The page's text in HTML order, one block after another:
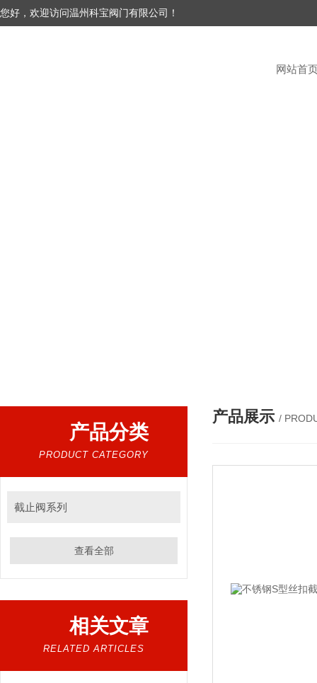
您好，欢迎访问温州科宝阀门有限公司！
网站首
产品分类
PRODUCT CATEGORY
截止阀系列
查看全部
相关文章
RELATED ARTICLES
产品展示 /